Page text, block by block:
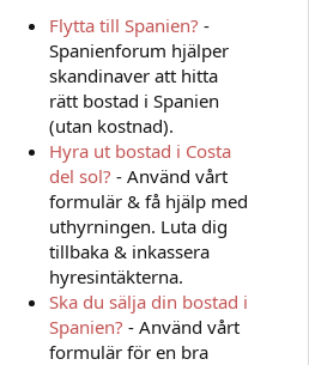
Flytta till Spanien? -
Spanienforum hjälper
skandinaver att hitta
rätt bostad i Spanien
(utan kostnad).
Hyra ut bostad i Costa
del sol? - Använd vårt
formulär & få hjälp med
uthyrningen. Luta dig
tillbaka & inkassera
hyresintäkterna.
Ska du sälja din bostad i
Spanien? - Använd vårt
formulär för en bra